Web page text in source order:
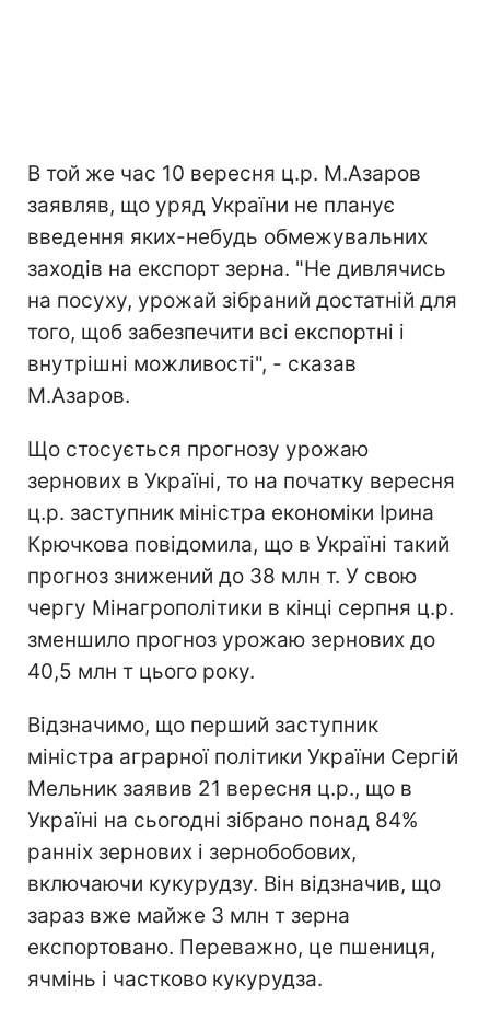
В той же час 10 вересня ц.р. М.Азаров
заявляв, що уряд України не планує
введення яких-небудь обмежувальних
заходів на експорт зерна. "Не дивлячись
на посуху, урожай зібраний достатній для
того, щоб забезпечити всі експортні і
внутрішні можливості", - сказав
М.Азаров.
Що стосується прогнозу урожаю
зернових в Україні, то на початку вересня
ц.р. заступник міністра економіки Ірина
Крючкова повідомила, що в Україні такий
прогноз знижений до 38 млн т. У свою
чергу Мінагрополітики в кінці серпня ц.р.
зменшило прогноз урожаю зернових до
40,5 млн т цього року.
Відзначимо, що перший заступник
міністра аграрної політики України Сергій
Мельник заявив 21 вересня ц.р., що в
Україні на сьогодні зібрано понад 84%
ранніх зернових і зернобобових,
включаючи кукурудзу. Він відзначив, що
зараз вже майже 3 млн т зерна
експортовано. Переважно, це пшениця,
ячмінь і частково кукурудза.